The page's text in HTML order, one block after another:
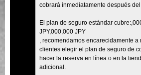
cobrará inmediatamente después del
El plan de seguro estándar
JPY,000,000 JPY
, recomendamos encarecidamente
clientes elegir el plan de seguro de
hacer la reserva en línea o en la
adicional.